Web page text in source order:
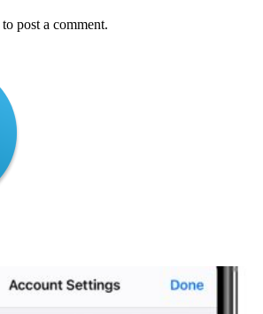
to post a comment.